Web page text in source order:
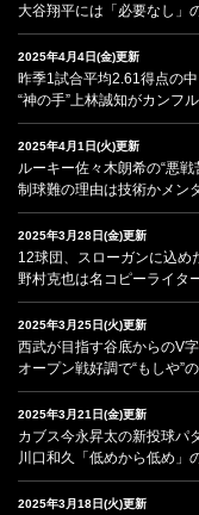
大谷翔平には「必要なし」
2025年4月4日(金)更新
昨季1試合平均2.61得点の中
“神の手”上林誠知がカンフ
2025年4月1日(火)更新
ルーキー佐々木朗希の“悪戦
制球難の理由は技術かメン
2025年3月28日(金)更新
12球団、スローガンに込め
野村克也は名コピーライタ
2025年3月25日(火)更新
西武が目指す谷底からのV
オープン戦好調で“もしや”
2025年3月21日(金)更新
カブス今永昇太の新投球パ
川口和久「低めから低め」
2025年3月18日(火)更新